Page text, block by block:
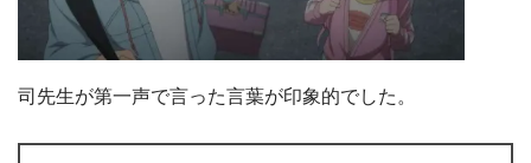
司先生が第一声で言った言葉が印象的でした。